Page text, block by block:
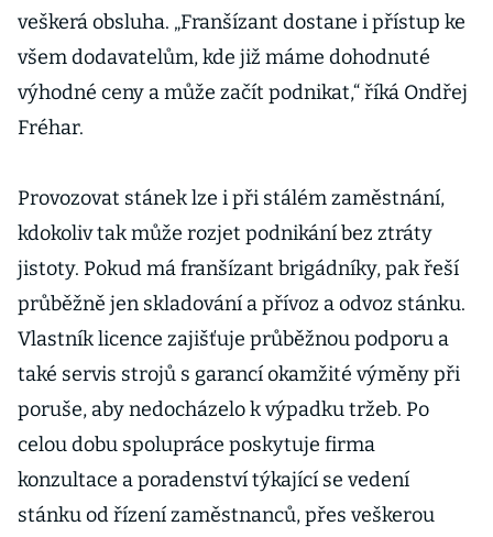
veškerá obsluha. „Franšízant dostane i přístup ke
všem dodavatelům, kde již máme dohodnuté
výhodné ceny a může začít podnikat,“ říká Ondřej
Fréhar.
Provozovat stánek lze i při stálém zaměstnání,
kdokoliv tak může rozjet podnikání bez ztráty
jistoty. Pokud má franšízant brigádníky, pak řeší
průběžně jen skladování a přívoz a odvoz stánku.
Vlastník licence zajišťuje průběžnou podporu a
také servis strojů s garancí okamžité výměny při
poruše, aby nedocházelo k výpadku tržeb. Po
celou dobu spolupráce poskytuje firma
konzultace a poradenství týkající se vedení
stánku od řízení zaměstnanců, přes veškerou